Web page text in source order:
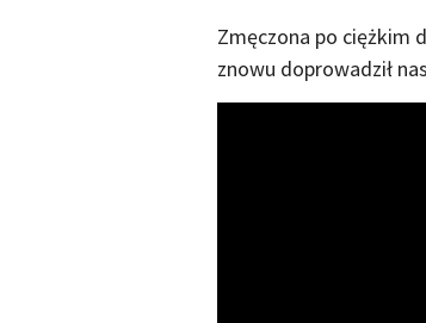
Zmęczona po ciężkim
znowu doprowadził